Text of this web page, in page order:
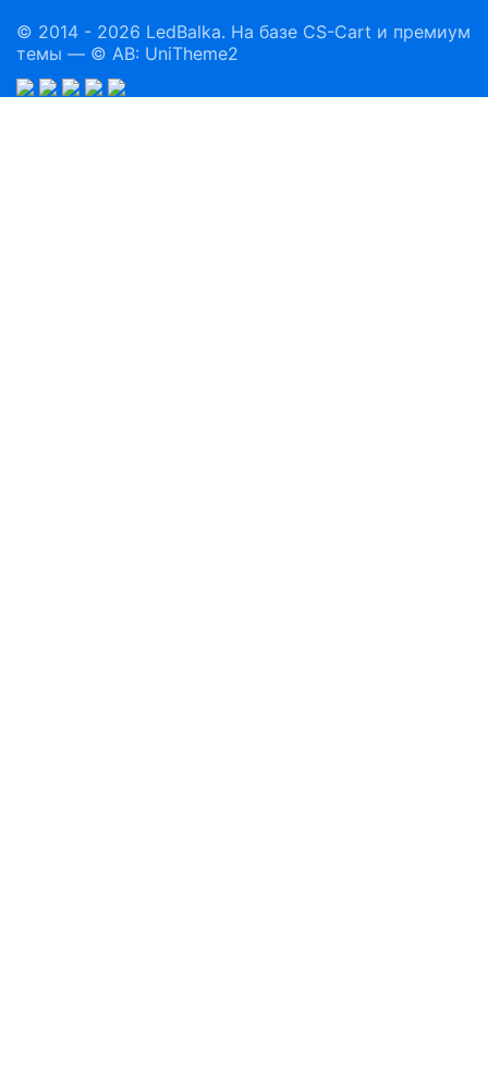
© 2014 - 2026 LedBalka. На базе CS-Cart и премиум
темы — © AB: UniTheme2